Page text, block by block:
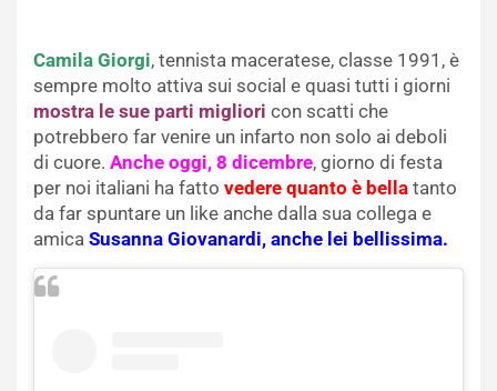
Camila Giorgi, tennista maceratese, classe 1991, è
sempre molto attiva sui social e quasi tutti i giorni
mostra le sue parti migliori con scatti che
potrebbero far venire un infarto non solo ai deboli
di cuore. Anche oggi, 8 dicembre, giorno di festa
per noi italiani ha fatto vedere quanto è bella tanto
da far spuntare un like anche dalla sua collega e
amica Susanna Giovanardi, anche lei bellissima.